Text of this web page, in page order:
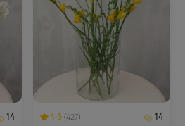
14
4.6 (427)
14